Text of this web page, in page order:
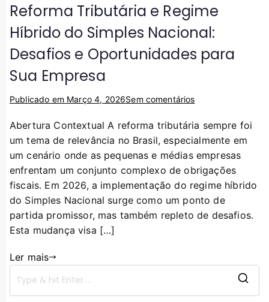
Reforma Tributária e Regime
Híbrido do Simples Nacional:
Desafios e Oportunidades para
Sua Empresa
Publicado em Março 4, 2026Sem comentários
Abertura Contextual A reforma tributária sempre foi
um tema de relevância no Brasil, especialmente em
um cenário onde as pequenas e médias empresas
enfrentam um conjunto complexo de obrigações
fiscais. Em 2026, a implementação do regime híbrido
do Simples Nacional surge como um ponto de
partida promissor, mas também repleto de desafios.
Esta mudança visa […]
Ler mais